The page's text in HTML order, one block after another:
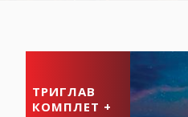
ТРИГЛАВ
КОМПЛЕТ +